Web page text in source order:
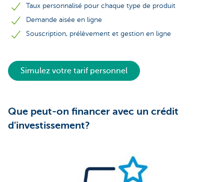
Taux personnalisé pour chaque type de produit
Demande aisée en ligne
Souscription, prélèvement et gestion en ligne
Simulez votre tarif personnel
Que peut-on financer avec un crédit
d'investissement?